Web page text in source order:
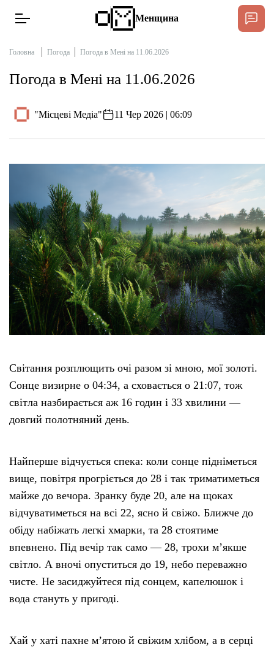
Тексти
Публікації
Про нас
Бюджет
Тендери
Довідник
Контакти
Рекламні прайси
Редакційна політика
Менщина
Головна Погода Погода в Мені на 11.06.2026
Погода в Мені на 11.06.2026
"Місцеві Медіа" 11 Чер 2026 | 06:09
Світання розплющить очі разом зі мною, мої золоті.
Сонце визирне о 04:34, а сховається о 21:07, тож
світла назбирається аж 16 годин і 33 хвилини —
довгий полотняний день.
Найперше відчується спека: коли сонце підніметься
вище, повітря прогріється до 28 і так триматиметься
майже до вечора. Зранку буде 20, але на щоках
відчуватиметься на всі 22, ясно й свіжо. Ближче до
обіду набіжать легкі хмарки, та 28 стоятиме
впевнено. Під вечір так само — 28, трохи м’якше
світло. А вночі опуститься до 19, небо переважно
чисте. Не засиджуйтеся під сонцем, капелюшок і
вода стануть у пригоді.
Хай у хаті пахне м’ятою й свіжим хлібом, а в серці